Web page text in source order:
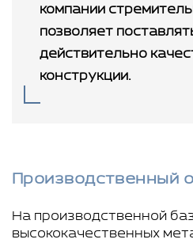
компании
позволяет
действительно
конструкции.
Производственный
На производственной
высококачественных